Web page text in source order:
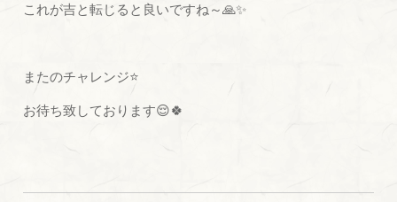
これが吉と転じると良いですね～🙏✨
またのチャレンジ⭐
お待ち致しております😌🍀